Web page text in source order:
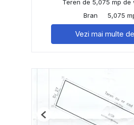
Teren de 5,075 mp de
Bran
5,075
Vezi mai multe
Previous